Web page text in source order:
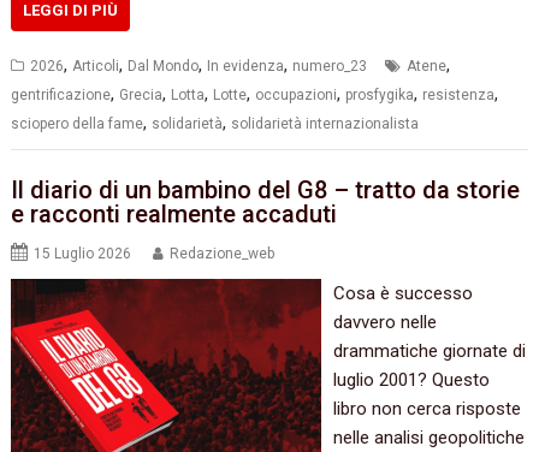
LEGGI DI PIÙ
2026,Articoli, Dal Mondo, In evidenza, numero_23 Atene,
gentrificazione, Grecia, Lotta, Lotte, occupazioni, prosfygika, resistenza,
sciopero della fame, solidarietà, solidarietà internazionalista
Il diario di un bambino del G8 – tratto da storie
e racconti realmente accaduti
15 Luglio 2026 Redazione_web
Cosa è successo
davvero nelle
drammatiche giornate di
luglio 2001? Questo
libro non cerca risposte
nelle analisi geopolitiche